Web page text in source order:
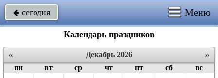
 сегодня Меню
Календарь праздников
« »
Декабрь 2026
пн
вт ср чт пт сб
вс